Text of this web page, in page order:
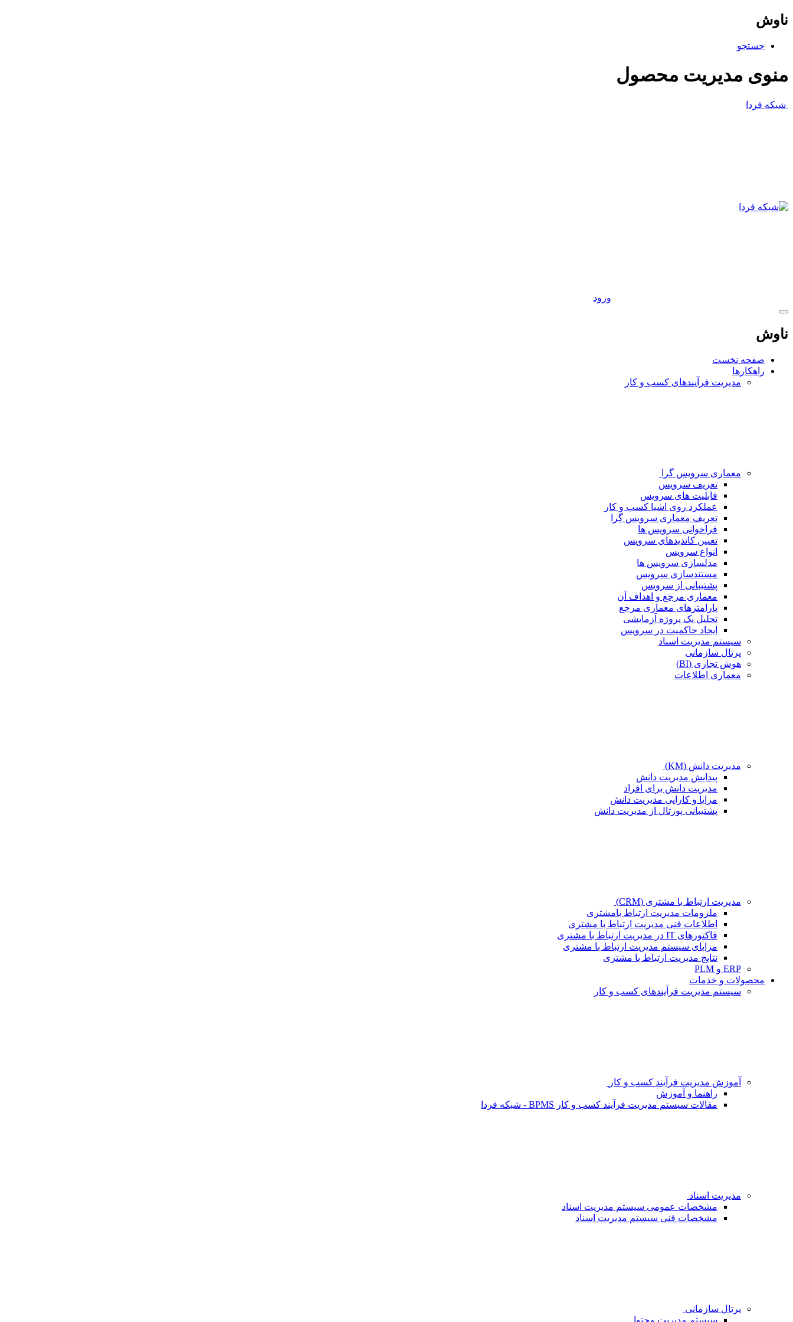
ناوش
جستجو
منوی مدیریت محصول
شبکه فردا
ورود
ناوش
صفحه نخست
راهکارها
مدیریت فرآیندهای کسب و کار
معماری سرویس گرا
تعریف سرویس
قابلیت های سرویس
عملکرد روی اشیا کسب و کار
تعریف معماری سرویس گرا
فراخوانی سرویس ها
تعیین کاندیدهای سرویس
انواع سرویس
مدلسازی سرویس ها
مستندسازی سرویس
پشتیبانی از سرویس
معماری مرجع و اهداف آن
پارامترهای معماری مرجع
تحلیل یک پروژه آزمایشی
ایجاد حاکمیت در سرویس
سیستم مدیریت اسناد
پرتال سازمانی
هوش تجاری (BI)
معماری اطلاعات
مدیریت دانش (KM)
پیدایش مدیریت دانش
مدیریت دانش برای افراد
مزایا و کارایی مدیریت دانش
پشتیبانی پورتال از مدیریت دانش
مدیریت ارتباط با مشتری (CRM)
ملزومات مدیریت ارتباط بامشتری
اطلاعات فنی مدیریت ارتباط با مشتری
فاکتورهای IT در مدیریت ارتباط با مشتری
مزایای سیستم مدیریت ارتباط با مشتری
نتایج مدیریت ارتباط با مشتری
ERP و PLM
محصولات و خدمات
سیستم مدیریت فرآیندهای کسب و کار
آموزش مدیریت فرآیند کسب و کار
راهنما و آموزش
مقالات سیستم مدیریت فرآیند کسب و کار BPMS - شبکه فردا
مدیریت اسناد
مشخصات عمومی سیستم مدیریت اسناد
مشخصات فنی سیستم مدیریت اسناد
پرتال سازمانی
سیستم مدیریت محتوا